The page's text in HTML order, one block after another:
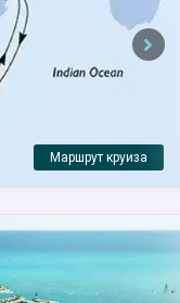
Дурбан / ЮАР
Next